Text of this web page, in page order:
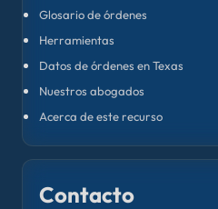
Glosario de órdenes
Herramientas
Datos de órdenes en Texas
Nuestros abogados
Acerca de este recurso
Contacto